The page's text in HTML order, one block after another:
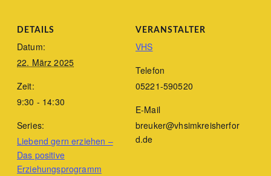
DETAILS
Datum:
22. März 2025
Zeit:
9:30 - 14:30
Series:
Liebend gern erziehen –
Das positive
Erziehungsprogramm
VERANSTALTER
VHS
Telefon
05221-590520
E-Mail
breuker@vhsimkreisherfor
d.de